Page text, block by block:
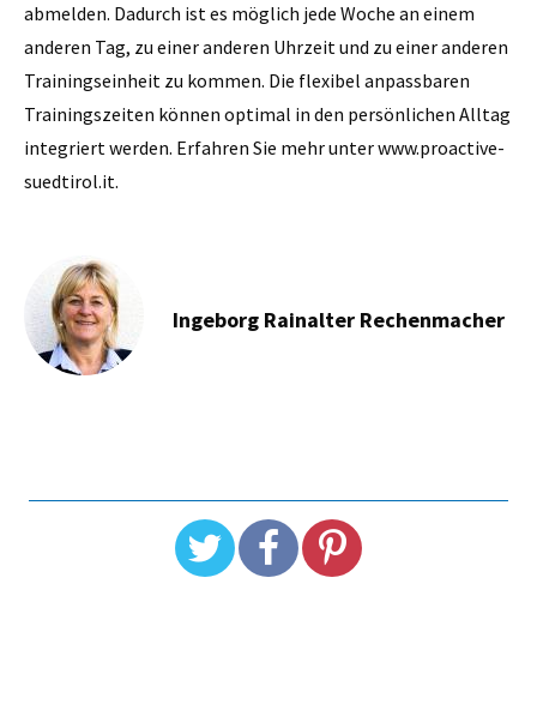
abmelden. Dadurch ist es möglich jede Woche an einem
anderen Tag, zu einer anderen Uhrzeit und zu einer anderen
Trainingseinheit zu kommen. Die flexibel anpassbaren
Trainingszeiten können optimal in den persönlichen Alltag
integriert werden. Erfahren Sie mehr unter www.proactive-
suedtirol.it.
Ingeborg Rainalter Rechenmacher